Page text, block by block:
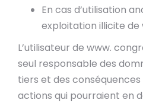
En cas d’utilisation
exploitation illicite
L’utilisateur de www.
seul responsable des
tiers et des
actions qui pourraient en